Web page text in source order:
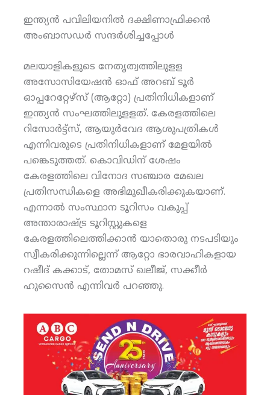
ഇന്ത്യന്‍ പവിലിയനില്‍ ദക്ഷിണാഫ്രിക്കന്‍
അംബാസഡര്‍ സന്ദര്‍ശിച്ചപ്പോള്‍
മലയാളികളുടെ നേതൃത്വത്തിലുളള
അസോസിയേഷന്‍ ഓഫ് അറബ് ടൂര്‍
ഓപ്പറേറ്റേഴ്‌സ് (ആറ്റോ) പ്രതിനിധികളാണ്
ഇന്ത്യന്‍ സംഘത്തിലുളളത്. കേരളത്തിലെ
റിസോര്‍ട്ട്‌സ്, ആയുര്‍വേദ ആശുപത്രികള്‍
എന്നിവരുടെ പ്രതിനിധികളാണ് മേളയില്‍
പങ്കെടുത്തത്. കൊവിഡിന് ശേഷം
കേരളത്തിലെ വിനോദ സഞ്ചാര മേഖല
പ്രതിസന്ധികളെ അഭിമുഖീകരിക്കുകയാണ്.
എന്നാല്‍ സംസ്ഥാന ടൂറിസം വകുപ്പ്
അന്താരാഷ്ട്ര ടൂറിസ്റ്റുകളെ
കേരളത്തിലെത്തിക്കാന്‍ യാതൊരു നടപടിയും
സ്വീകരിക്കുന്നില്ലെന്ന് ആറ്റോ ഭാരവാഹികളായ
റഷീദ് കക്കാട്, തോമസ് ഖലീജ്, സക്കീര്‍
ഹുസൈന്‍ എന്നിവര്‍ പറഞ്ഞു.